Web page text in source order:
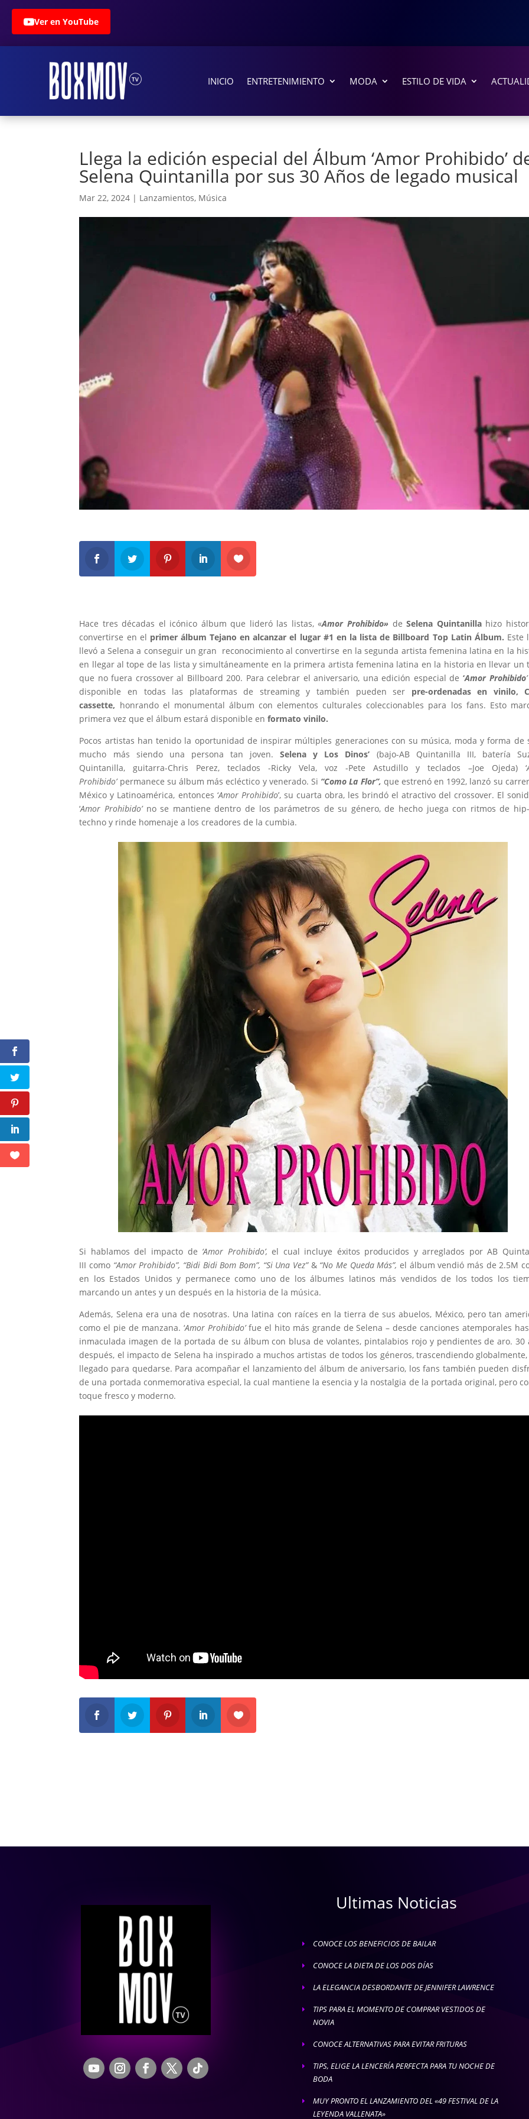
Ver en YouTube
INICIO ENTRETENIMIENTO MODA ESTILO DE VIDA
Llega la edición especial del Álbum ‘Amor Prohibido’
Selena Quintanilla por sus 30 Años de legado musical
Mar 22, 2024 | Lanzamientos, Música
Hace tres décadas el icónico álbum que lideró las listas, «Amor Prohibido» deSelena Quintanillahizo
convertirse en el primer álbum Tejano en alcanzar el lugar #1 en la lista de Billboard Top Latin Álbum. Este
llevó a Selena a conseguir un gran reconocimiento al convertirse en la segunda artista femenina latina en la
en llegar al tope de las lista y simultáneamente en la primera artista femenina latina en la historia en llevar un
que no fuera crossover al Billboard 200. Para celebrar el aniversario, una edición especial de‘Amor Prohibido’
disponible en todas las plataformas de streaming y también pueden ser pre-ordenadas en vinilo,
cassette, honrando el monumental álbum con elementos culturales coleccionables para los fans. Esto
primera vez que el álbum estará disponible en formato vinilo.
Pocos artistas han tenido la oportunidad de inspirar múltiples generaciones con su música, moda y forma de
mucho más siendo una persona tan joven.Selena y Los Dinos’ (bajo-AB Quintanilla III, batería
Quintanilla, guitarra-Chris Perez, teclados -Ricky Vela, voz -Pete Astudillo y teclados –Joe Ojeda) ‘
Prohibido’permanece su álbum más ecléctico y venerado. Si “Como La Flor”, que estrenó en 1992, lanzó su
México y Latinoamérica, entonces ‘Amor Prohibido’, su cuarta obra, les brindó el atractivo del crossover. El
‘Amor Prohibido’no se mantiene dentro de los parámetros de su género, de hecho juega con ritmos de
techno y rinde homenaje a los creadores de la cumbia.
Si hablamos del impacto de ‘Amor Prohibido’, el cual incluye éxitos producidos y arreglados por AB
III como “Amor Prohibido”, “Bidi Bidi Bom Bom”, “Si Una Vez”& “No Me Queda Más”,el álbum vendió más de 2.5M
en los Estados Unidos y permanece como uno de los álbumes latinos más vendidos de los todos los
marcando un antes y un después en la historia de la música.
Además, Selena era una de nosotras. Una latina con raíces en la tierra de sus abuelos, México, pero tan
como el pie de manzana. ‘Amor Prohibido’fue el hito más grande de Selena – desde canciones atemporales
inmaculada imagen de la portada de su álbum con blusa de volantes, pintalabios rojo y pendientes de aro. 30
después, el impacto de Selena ha inspirado a muchos artistas de todos los géneros, trascendiendo globalmente,
llegado para quedarse. Para acompañar el lanzamiento del álbum de aniversario, los fans también pueden
de una portada conmemorativa especial, la cual mantiene la esencia y la nostalgia de la portada original, pero
toque fresco y moderno.
Ultimas Noticias
E CONOCE LOS BENEFICIOS DE BAILAR
E CONOCE LA DIETA DE LOS DOS DÍAS
E LA ELEGANCIA DESBORDANTE DE JENNIFER LAWRENCE
E
TIPS PARA EL MOMENTO DE COMPRAR VESTIDOS DE
NOVIA
E CONOCE ALTERNATIVAS PARA EVITAR FRITURAS
E
TIPS, ELIGE LA LENCERÍA PERFECTA PARA TU NOCHE DE
BODA
E
MUY PRONTO EL LANZAMIENTO DEL «49 FESTIVAL DE LA
LEYENDA VALLENATA»